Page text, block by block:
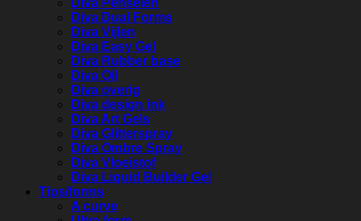
Diva Dual Forms
Diva Vijlen
Diva Easy Gel
Diva Rubber base
Diva Oil
Diva overig
Diva design ink
Diva Art Gels
Diva Glitterspray
Diva Ombre Spray
Diva Vloeistof
Diva Liquid Builder Gel
Tips/forms
A curve